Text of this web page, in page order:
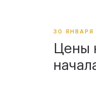
30 ЯНВАРЯ
Цены